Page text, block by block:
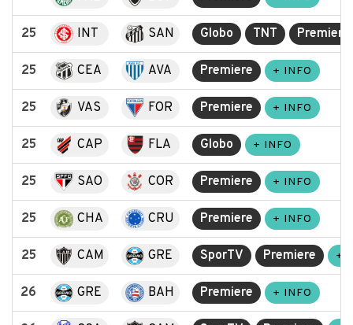
25 INT SAN Globo TNT Premiere
25 CEA AVA Premiere + INFO
25 VAS FOR Premiere + INFO
25 CAP FLA Globo + INFO
25 SAO COR Premiere + INFO
25 CHA CRU Premiere + INFO
25 CAM GRE SporTV Premiere +
26 GRE BAH Premiere + INFO